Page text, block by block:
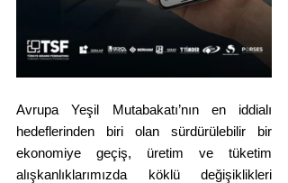
Avrupa Yeşil Mutabakatı’nın en iddialı
hedeflerinden biri olan sürdürülebilir bir
ekonomiye geçiş, üretim ve tüketim
alışkanlıklarımızda köklü değişiklikleri